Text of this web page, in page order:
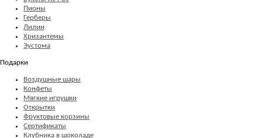
Пионы
Герберы
Лилии
Хризантемы
Эустома
Подарки
Воздушные шары
Конфеты
Мягкие игрушки
Открытки
Фруктовые корзины
Сертификаты
Клубника в шоколаде